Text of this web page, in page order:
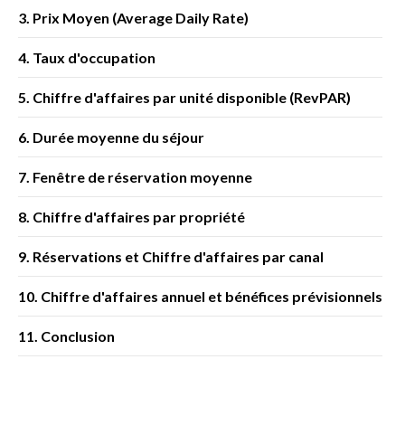
3. Prix Moyen (Average Daily Rate)
4. Taux d'occupation
5. Chiffre d'affaires par unité disponible (RevPAR)
6. Durée moyenne du séjour
7. Fenêtre de réservation moyenne
8. Chiffre d'affaires par propriété
9. Réservations et Chiffre d'affaires par canal
10. Chiffre d'affaires annuel et bénéfices prévisionnels
11. Conclusion